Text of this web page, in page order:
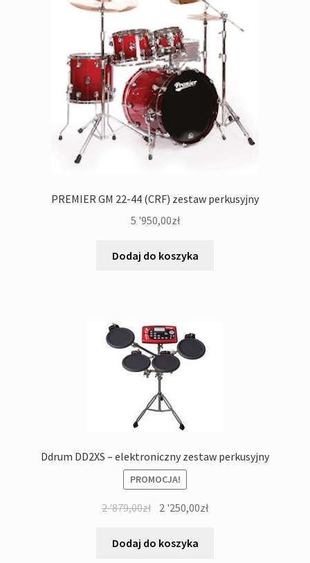
PREMIER GM 22-44 (CRF) zestaw perkusyjny
5 '950,00zł
Dodaj do koszyka
Ddrum DD2XS – elektroniczny zestaw perkusyjny
PROMOCJA!
2 '879,00zł Pierwotna
wynosiła:
2 '250,00złAktualna
Dodaj do koszyka